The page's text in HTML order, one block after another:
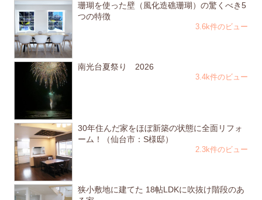
珊瑚を使った壁（風化造礁珊瑚）の驚くべき5
つの特徴
3.6k件のビュー
南光台夏祭り 2026
3.4k件のビュー
30年住んだ家をほぼ新築の状態に全面リフォ
ーム！（仙台市：S様邸）
2.3k件のビュー
狭小敷地に建てた 18帖LDKに吹抜け階段のあ